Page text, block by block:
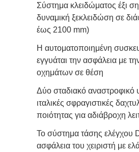
Σύστημα κλειδώματος έξι
δυναμική ξεκλειδώση σε
έως 2100 mm)
Η αυτοματοποιημένη
εγγυάται την ασφάλεια με
οχημάτων σε θέση
Δύο σταδιακό αναστροφικό
ιταλικές σφραγιστικές
ποιότητας για αδιάβροχη
Το σύστημα τάσης ελέγχου
ασφάλεια του χειριστή με